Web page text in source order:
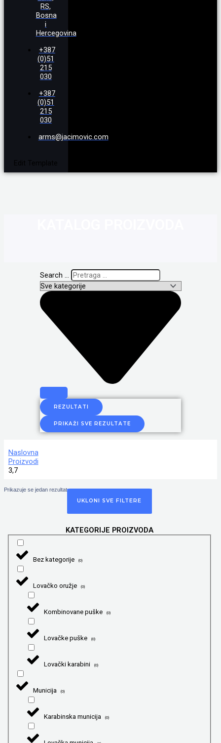
RS,
Bosna
i
Hercegovina
+387
(0)51
215
030
+387
(0)51
215
030
arms@jacimovic.com
Edit Template
Search ...
REZULTATI
PRIKAŽI SVE REZULTATE
Naslovna
Proizvodi
3,7
Prikazuje se jedan rezultat
UKLONI SVE FILTERE
KATEGORIJE PROIZVODA
Bez kategorije (0)
Lovačko oružje (0)
Kombinovane puške (0)
Lovačke puške (0)
Lovački karabini (0)
Municija (0)
Karabinska municija (0)